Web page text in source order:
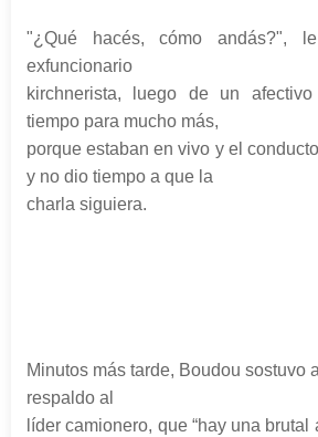
"¿Qué hacés, cómo andás?",
exfuncionario
kirchnerista, luego de un
tiempo para mucho más,
porque estaban en vivo y el
y no dio tiempo a que la
charla siguiera.
Minutos más tarde, Boudou sostuvo
respaldo al
líder camionero, que “hay una